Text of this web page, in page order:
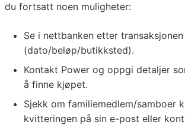
du fortsatt noen muligheter:
Se i nettbanken etter transaksjonen
(dato/beløp/butikksted).
Kontakt Power og oppgi detaljer
å finne kjøpet.
Sjekk om familiemedlem/samboer
kvitteringen på sin e-post eller